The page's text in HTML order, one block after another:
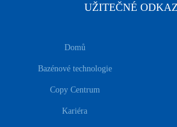
UŽITEČNÉ
Domů
Bazénové technologie
Copy Centrum
Kariéra